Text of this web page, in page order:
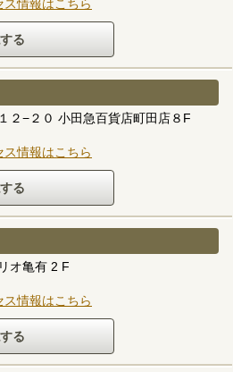
情報はこちら
２−２０ 小田急百貨店町田店８F
情報はこちら
オ亀有 2 F
情報はこちら